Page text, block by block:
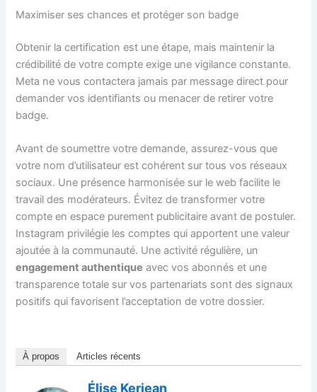
Maximiser ses chances et protéger son badge
Obtenir la certification est une étape, mais maintenir la
crédibilité de votre compte exige une vigilance constante.
Meta ne vous contactera jamais par message direct pour
demander vos identifiants ou menacer de retirer votre
badge.
Avant de soumettre votre demande, assurez-vous que
votre nom d’utilisateur est cohérent sur tous vos réseaux
sociaux. Une présence harmonisée sur le web facilite le
travail des modérateurs. Évitez de transformer votre
compte en espace purement publicitaire avant de postuler.
Instagram privilégie les comptes qui apportent une valeur
ajoutée à la communauté. Une activité régulière, un
engagement authentique avec vos abonnés et une
transparence totale sur vos partenariats sont des signaux
positifs qui favorisent l’acceptation de votre dossier.
À propos Articles récents
Élise Kerjean